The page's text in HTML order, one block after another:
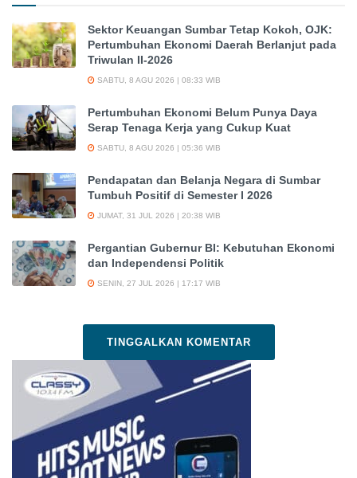
Sektor Keuangan Sumbar Tetap Kokoh, OJK:
Pertumbuhan Ekonomi Daerah Berlanjut pada
Triwulan II-2026
SABTU, 8 AGU 2026 | 08:33 WIB
Pertumbuhan Ekonomi Belum Punya Daya
Serap Tenaga Kerja yang Cukup Kuat
SABTU, 8 AGU 2026 | 05:36 WIB
Pendapatan dan Belanja Negara di Sumbar
Tumbuh Positif di Semester I 2026
JUMAT, 31 JUL 2026 | 20:38 WIB
Pergantian Gubernur BI: Kebutuhan Ekonomi
dan Independensi Politik
SENIN, 27 JUL 2026 | 17:17 WIB
TINGGALKAN KOMENTAR